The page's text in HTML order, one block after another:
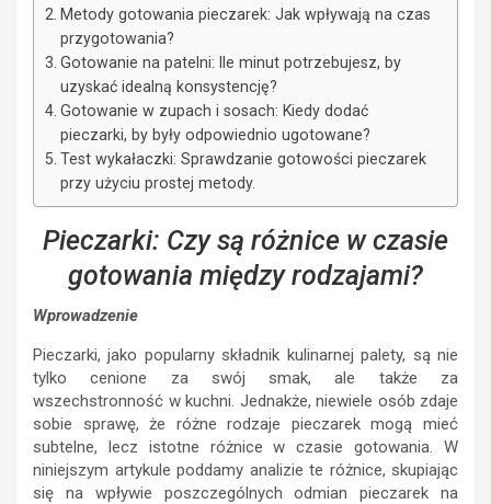
Metody gotowania pieczarek: Jak wpływają na czas
przygotowania?
Gotowanie na patelni: Ile minut potrzebujesz, by
uzyskać idealną konsystencję?
Gotowanie w zupach i sosach: Kiedy dodać
pieczarki, by były odpowiednio ugotowane?
Test wykałaczki: Sprawdzanie gotowości pieczarek
przy użyciu prostej metody.
Pieczarki: Czy są różnice w czasie
gotowania między rodzajami?
Wprowadzenie
Pieczarki, jako popularny składnik kulinarnej palety, są nie
tylko cenione za swój smak, ale także za
wszechstronność w kuchni. Jednakże, niewiele osób zdaje
sobie sprawę, że różne rodzaje pieczarek mogą mieć
subtelne, lecz istotne różnice w czasie gotowania. W
niniejszym artykule poddamy analizie te różnice, skupiając
się na wpływie poszczególnych odmian pieczarek na